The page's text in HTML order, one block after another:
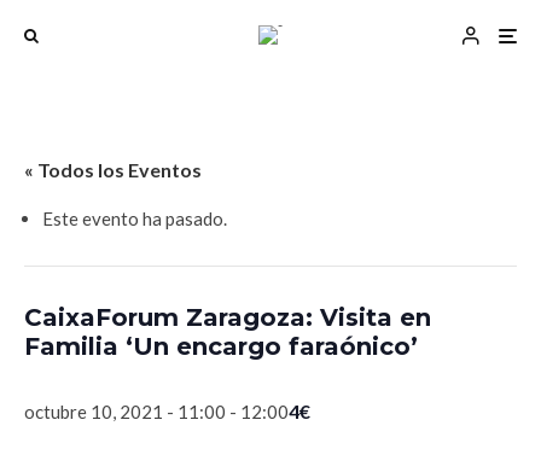
« Todos los Eventos
Este evento ha pasado.
CaixaForum Zaragoza: Visita en
Familia ‘Un encargo faraónico’
octubre 10, 2021 - 11:00 - 12:004€